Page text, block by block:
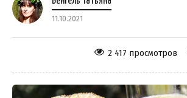
11.10.2021
2 417 просмотров